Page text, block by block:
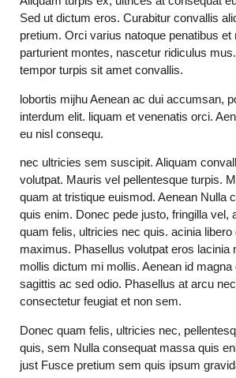
Sed ut dictum eros. Curabitur convallis
pretium. Orci varius natoque penatibus et
parturient montes, nascetur ridiculus
tempor turpis sit amet convallis.
lobortis mijhu Aenean ac dui accumsan,
interdum elit. liquam et venenatis orci.
eu nisl consequ.
nec ultricies sem suscipit. Aliquam
volutpat. Mauris vel pellentesque turpis.
quam at tristique euismod. Aenean Nulla
quis enim. Donec pede justo, fringilla vel,
quam felis, ultricies nec quis. acinia libero
maximus. Phasellus volutpat eros lacinia
mollis dictum mi mollis. Aenean id magna
sagittis ac sed odio. Phasellus at arcu
consectetur feugiat et non sem.
Donec quam felis, ultricies nec,
quis, sem Nulla consequat massa quis
just Fusce pretium sem quis ipsum